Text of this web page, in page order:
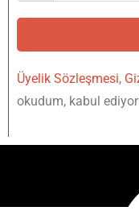
Üyelik Sözleşmesi,
okudum, kabul